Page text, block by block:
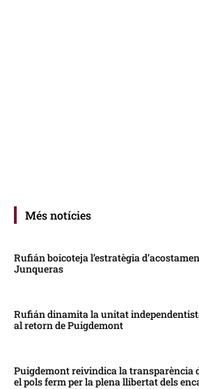
Més notícies
Rufián boicoteja l’estratègia
Junqueras
Rufián dinamita la unitat
al retorn de Puigdemont
Puigdemont reivindica la transparència
el pols ferm per la plena llibertat dels